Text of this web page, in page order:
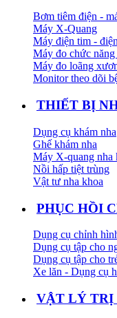
Bơm tiêm điện -
Máy X-Quang
Máy điện tim -
Máy đo chức năng
Máy đo loãng
Monitor theo dõi
THIẾT BỊ
Dụng cụ khám nha
Ghế khám nha
Máy X-quang nha
Nồi hấp tiệt trùng
Vật tư nha khoa
PHỤC HỒI
Dụng cụ chỉnh
Dụng cụ tập cho
Dụng cụ tập cho
Xe lăn - Dụng cụ
VẬT LÝ TRỊ